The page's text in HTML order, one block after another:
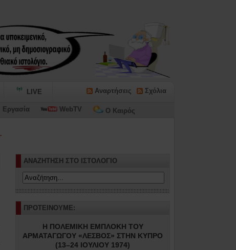
LIVE Αναρτήσεις Σχόλια
Εργασία WebTV Ο Καιρός
ΑΝΑΖΗΤΗΣΗ ΣΤΟ ΙΣΤΟΛΟΓΙΟ
ΠΡΟΤΕΙΝΟΥΜΕ:
Η ΠΟΛΕΜΙΚΗ ΕΜΠΛΟΚΗ ΤΟΥ
ΑΡΜΑΤΑΓΩΓΟΥ «ΛΕΣΒΟΣ» ΣΤΗΝ ΚΥΠΡΟ
(13–24 ΙΟΥΛΙΟΥ 1974)